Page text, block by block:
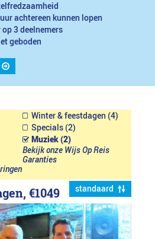
achtereen kunnen lopen
3 deelnemers
geboden
Winter & feestdagen (4)
Specials (2)
Muziek (2)
Bekijk onze Wijs Op Reis
Garanties
standaard
€1049